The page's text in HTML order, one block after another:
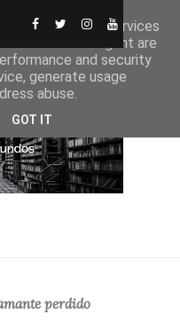
perdido
to deliver its services
and user-agent are
and security
generate usage
abuse.
GOT IT